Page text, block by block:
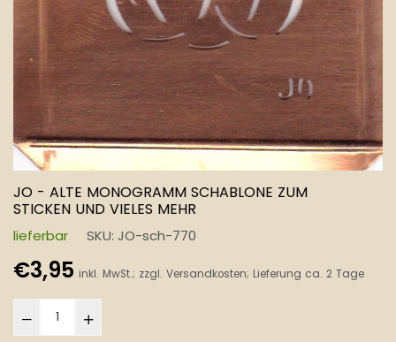
JO - ALTE MONOGRAMM SCHABLONE ZUM
STICKEN UND VIELES MEHR
lieferbar SKU: JO-sch-770
Normaler
Preis
€3,95 inkl. MwSt.; zzgl. Versandkosten; Lieferung ca. 2 Tage